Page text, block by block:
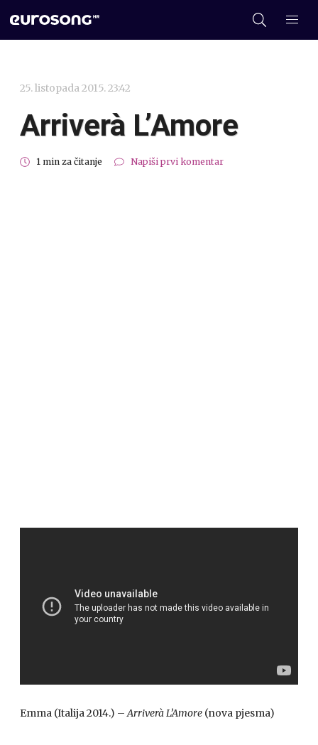
25. listopada 2015. 23:42
Arriverà L’Amore
1 min za čitanje Napiši prvi komentar
Emma (Italija 2014.) – Arriverà L’Amore (nova pjesma)